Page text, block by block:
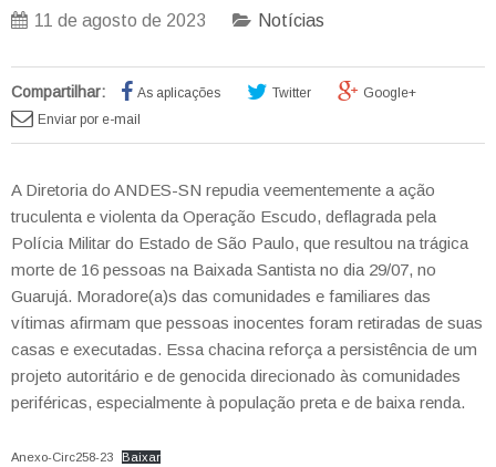
11 de agosto de 2023 Notícias
Compartilhar: As aplicações Twitter
Google+
Enviar por e-mail
A Diretoria do ANDES-SN repudia veementemente a ação
truculenta e violenta da Operação Escudo, deflagrada pela
Polícia Militar do Estado de São Paulo, que resultou na trágica
morte de 16 pessoas na Baixada Santista no dia 29/07, no
Guarujá. Moradore(a)s das comunidades e familiares das
vítimas afirmam que pessoas inocentes foram retiradas de suas
casas e executadas. Essa chacina reforça a persistência de um
projeto autoritário e de genocida direcionado às comunidades
periféricas, especialmente à população preta e de baixa renda.
Anexo-Circ258-23 Baixar